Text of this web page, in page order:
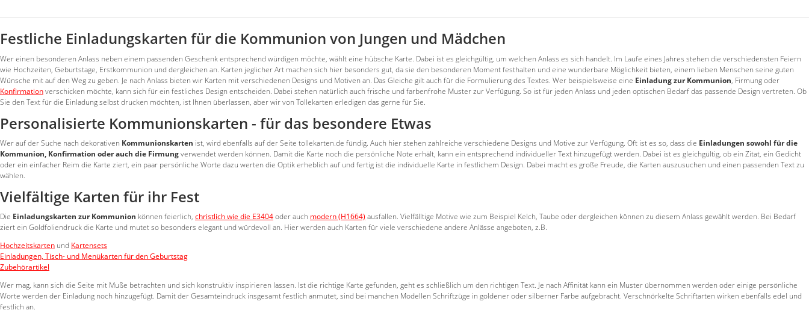
Festliche Einladungskarten für die Kommunion von Jungen und Mädchen
Wer einen besonderen Anlass neben einem passenden Geschenk entsprechend würdigen möchte, wählt eine hübsche Karte. Dabei ist es gleichgültig, um welchen Anlass es sich handelt. Im Laufe eines Jahres stehen die verschiedensten Feiern
wie Hochzeiten, Geburtstage, Erstkommunion und dergleichen an. Karten jeglicher Art machen sich hier besonders gut, da sie den besonderen Moment festhalten und eine wunderbare Möglichkeit bieten, einem lieben Menschen seine guten
Wünsche mit auf den Weg zu geben. Je nach Anlass bieten wir Karten mit verschiedenen Designs und Motiven an. Das Gleiche gilt auch für die Formulierung des Textes. Wer beispielsweise eine Einladung zur Kommunion, Firmung oder
Konfirmationverschicken möchte, kann sich für ein festliches Design entscheiden. Dabei stehen natürlich auch frische und farbenfrohe Muster zur Verfügung. So ist für jeden Anlass und jeden optischen Bedarf das passende Design vertreten. Ob
Sie den Text für die Einladung selbst drucken möchten, ist Ihnen überlassen, aber wir von Tollekarten erledigen das gerne für Sie.
Personalisierte Kommunionskarten - für das besondere Etwas
Wer auf der Suche nach dekorativen Kommunionskarten ist, wird ebenfalls auf der Seite tollekarten.de fündig. Auch hier stehen zahlreiche verschiedene Designs und Motive zur Verfügung. Oft ist es so, dass die Einladungen sowohl für die
Kommunion, Konfirmation oder auch die Firmungverwendet werden können. Damit die Karte noch die persönliche Note erhält, kann ein entsprechend individueller Text hinzugefügt werden. Dabei ist es gleichgültig, ob ein Zitat, ein Gedicht
oder ein einfacher Reim die Karte ziert, ein paar persönliche Worte dazu werten die Optik erheblich auf und fertig ist die individuelle Karte in festlichem Design. Dabei macht es große Freude, die Karten auszusuchen und einen passenden Text zu
wählen.
Vielfältige Karten für ihr Fest
Die Einladungskarten zur Kommunion können feierlich, christlich wie die E3404oder auch modern (H1664) ausfallen. Vielfälltige Motive wie zum Beispiel Kelch, Taube oder dergleichen können zu diesem Anlass gewählt werden. Bei Bedarf
ziert ein Goldfoliendruck die Karte und mutet so besonders elegant und würdevoll an. Hier werden auch Karten für viele verschiedene andere Anlässe angeboten, z.B.
Hochzeitskarten und Kartensets
Einladungen, Tisch- und Menükarten für den Geburtstag
Zubehörartikel
Wer mag, kann sich die Seite mit Muße betrachten und sich konstruktiv inspirieren lassen. Ist die richtige Karte gefunden, geht es schließlich um den richtigen Text. Je nach Affinität kann ein Muster übernommen werden oder einige persönliche
Worte werden der Einladung noch hinzugefügt. Damit der Gesamteindruck insgesamt festlich anmutet, sind bei manchen Modellen Schriftzüge in goldener oder silberner Farbe aufgebracht. Verschnörkelte Schriftarten wirken ebenfalls edel und
festlich an.